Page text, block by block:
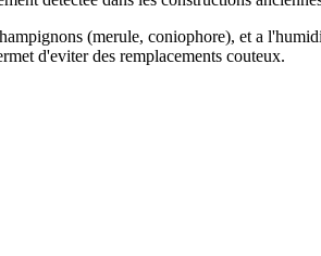
(merule, coniophore), et a
d'eviter des remplacements couteux.